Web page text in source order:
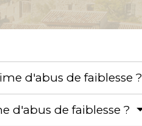
d'abus de faiblesse ?
d'abus de faiblesse ?